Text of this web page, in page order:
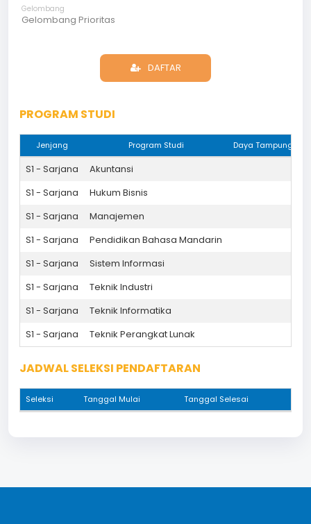
Gelombang
Gelombang Prioritas
DAFTAR
PROGRAM STUDI
Jenjang Program Studi Daya Tampung
S1 - Sarjana
Akuntansi
S1 - Sarjana
Hukum Bisnis
S1 - Sarjana
Manajemen
S1 - Sarjana
Pendidikan Bahasa Mandarin
S1 - Sarjana
Sistem Informasi
S1 - Sarjana
Teknik Industri
S1 - Sarjana
Teknik Informatika
S1 - Sarjana
Teknik Perangkat Lunak
JADWAL SELEKSI PENDAFTARAN
Seleksi Tanggal Mulai Tanggal Selesai